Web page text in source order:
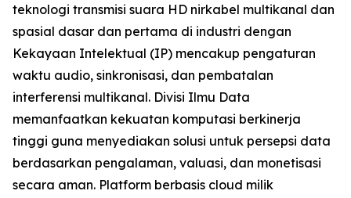
teknologi transmisi suara HD nirkabel multikanal dan
spasial dasar dan pertama di industri dengan
Kekayaan Intelektual (IP) mencakup pengaturan
waktu audio, sinkronisasi, dan pembatalan
interferensi multikanal. Divisi Ilmu Data
memanfaatkan kekuatan komputasi berkinerja
tinggi guna menyediakan solusi untuk persepsi data
berdasarkan pengalaman, valuasi, dan monetisasi
secara aman. Platform berbasis cloud milik